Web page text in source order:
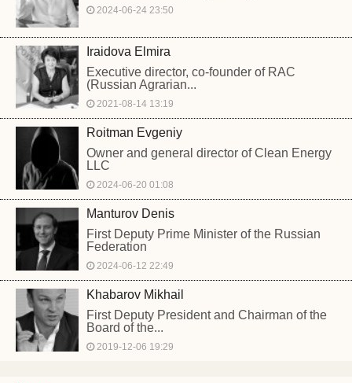
2024-06-24 23:50
Iraidova Elmira
Executive director, co-founder of RAC
(Russian Agrarian...
2021-08-14 13:19
Roitman Evgeniy
Owner and general director of Clean Energy
LLC
2024-06-20 01:08
Manturov Denis
First Deputy Prime Minister of the Russian
Federation
2024-06-12 22:49
Khabarov Mikhail
First Deputy President and Chairman of the
Board of the...
2019-12-06 19:29